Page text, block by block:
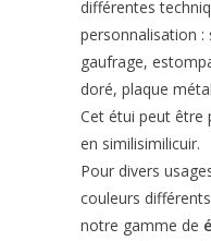
différentes
personnalisation :
gaufrage,
doré, plaque
Cet étui peut être
en similisimilicuir.
Pour divers
couleurs
notre gamme de